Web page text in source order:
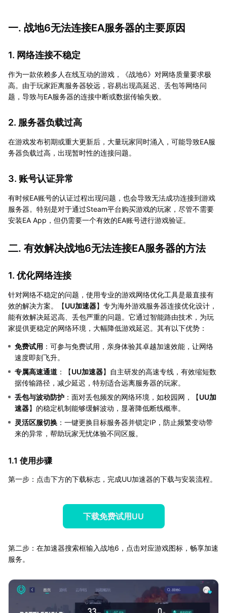
一. 战地6无法连接EA服务器的主要原因
1. 网络连接不稳定
作为一款依赖多人在线互动的游戏，《战地6》对网络质量要求极
高。由于玩家距离服务器较远，容易出现高延迟、丢包等网络问
题，导致与EA服务器的连接中断或数据传输失败。
2. 服务器负载过高
在游戏发布初期或重大更新后，大量玩家同时涌入，可能导致EA服
务器负载过高，出现暂时性的连接问题。
3. 账号认证异常
有时候EA账号的认证过程出现问题，也会导致无法成功连接到游戏
服务器。特别是对于通过Steam平台购买游戏的玩家，尽管不需要
安装EA App，但仍需要一个有效的EA账号进行游戏验证。
二. 有效解决战地6无法连接EA服务器的方法
1. 优化网络连接
针对网络不稳定的问题，使用专业的游戏网络优化工具是最直接有
效的解决方案。【UU加速器】专为海外游戏服务器连接优化设计，
能有效解决延迟高、丢包严重的问题。它通过智能路由技术，为玩
家提供更稳定的网络环境，大幅降低游戏延迟。其有以下优势：
免费试用 ：可参与免费试用，亲身体验其卓越加速效能，让网络
速度即刻飞升。
专属高速通道 ：【UU加速器】自主研发的高速专线，有效缩短数
据传输路径，减少延迟，特别适合远离服务器的玩家。
丢包与波动防护 ：面对丢包频发的网络环境，如校园网，【UU加
速器】的稳定机制能够缓解波动，显著降低断线概率。
灵活区服切换 ：一键更换目标服务器并锁定IP，防止频繁变动带
来的异常，帮助玩家无忧体验不同区服。
1.1 使用步骤
第一步：点击下方的下载标志，完成UU加速器的下载与安装流程。
下载免费试用UU
第二步：在加速器搜索框输入战地6，点击对应游戏图标，畅享加速
服务。